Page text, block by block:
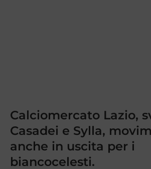
Calciomercato Lazio,
Casadei e Sylla,
anche in uscita per i
biancocelesti.